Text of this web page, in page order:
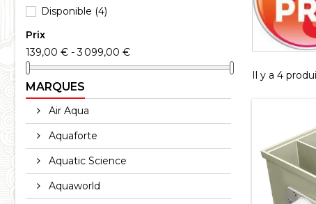
Disponible (4)
Prix
139,00 € - 3 099,00 €
MARQUES
Air Aqua
Aquaforte
Aquatic Science
Aquaworld
Il y a 4